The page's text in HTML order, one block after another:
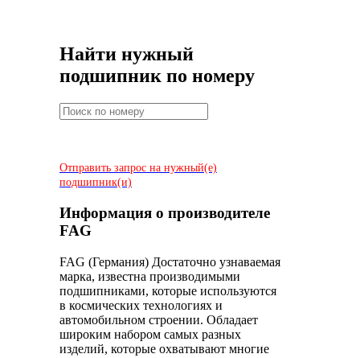
Найти нужный
подшипник по номеру
Отправить запрос на нужный(е)
подшипник(и)
Информация о производителе
FAG
FAG (Германия) Достаточно узнаваемая
марка, известна производимыми
подшипниками, которые используются
в космических технологиях и
автомобильном строении. Обладает
широким набором самых разных
изделий, которые охватывают многие